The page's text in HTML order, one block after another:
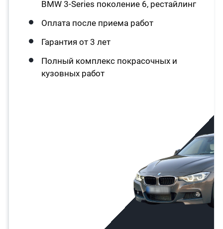
BMW 3-Series поколение 6, рестайлинг
Оплата после приема работ
Гарантия от 3 лет
Полный комплекс покрасочных и
кузовных работ